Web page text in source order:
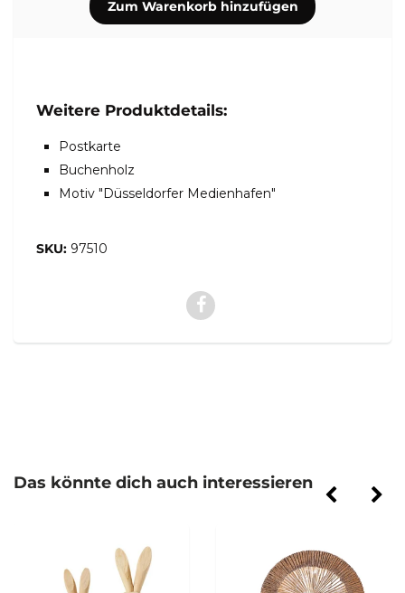
Weitere Produktdetails:
Postkarte
Buchenholz
Motiv "Düsseldorfer Medienhafen"
SKU: 97510
Das könnte dich auch interessieren